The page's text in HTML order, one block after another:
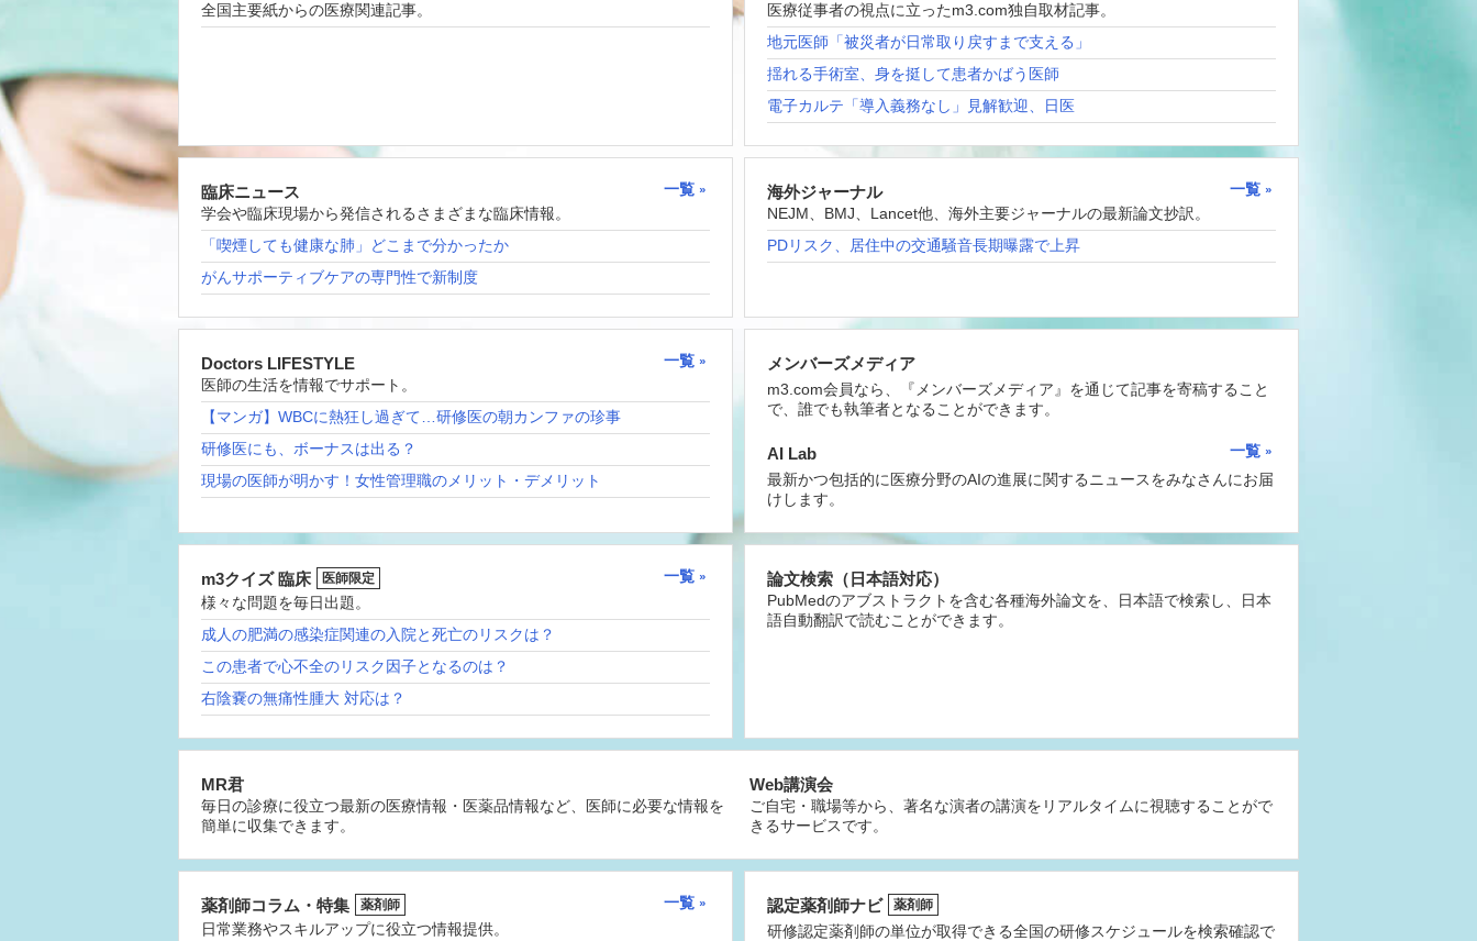
全国主要紙からの医療関連記事。
医療従事者の視点に立ったm3.com独自取材記事。
地元医師「被災者が日常取り戻すまで支える」
揺れる手術室、身を挺して患者かばう医師
電子カルテ「導入義務なし」見解歓迎、日医
臨床ニュース
一覧
学会や臨床現場から発信されるさまざまな臨床情報。
「喫煙しても健康な肺」どこまで分かったか
がんサポーティブケアの専門性で新制度
海外ジャーナル
一覧
NEJM、BMJ、Lancet他、海外主要ジャーナルの最新論文抄訳。
PDリスク、居住中の交通騒音長期曝露で上昇
Doctors LIFESTYLE
一覧
医師の生活を情報でサポート。
【マンガ】WBCに熱狂し過ぎて…研修医の朝カンファの珍事
研修医にも、ボーナスは出る？
現場の医師が明かす！女性管理職のメリット・デメリット
メンバーズメディア
m3.com会員なら、『メンバーズメディア』を通じて記事を寄稿すること
で、誰でも執筆者となることができます。
AI Lab
一覧
最新かつ包括的に医療分野のAIの進展に関するニュースをみなさんにお届
けします。
m3クイズ 臨床 医師限定
一覧
様々な問題を毎日出題。
成人の肥満の感染症関連の入院と死亡のリスクは？
この患者で心不全のリスク因子となるのは？
右陰嚢の無痛性腫大 対応は？
論文検索（日本語対応）
PubMedのアブストラクトを含む各種海外論文を、日本語で検索し、日本
語自動翻訳で読むことができます。
MR君
毎日の診療に役立つ最新の医療情報・医薬品情報など、医師に必要な情報を
簡単に収集できます。
Web講演会
ご自宅・職場等から、著名な演者の講演をリアルタイムに視聴することがで
きるサービスです。
薬剤師コラム・特集 薬剤師
一覧
日常業務やスキルアップに役立つ情報提供。
認定薬剤師ナビ 薬剤師
研修認定薬剤師の単位が取得できる全国の研修スケジュールを検索確認で